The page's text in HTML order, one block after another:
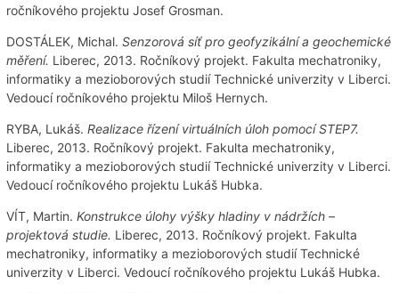
ročníkového projektu Josef Grosman.
DOSTÁLEK, Michal. Senzorová síť pro geofyzikální a geochemické
měření. Liberec, 2013. Ročníkový projekt. Fakulta mechatroniky,
informatiky a mezioborových studií Technické univerzity v Liberci.
Vedoucí ročníkového projektu Miloš Hernych.
RYBA, Lukáš. Realizace řízení virtuálních úloh pomocí STEP7.
Liberec, 2013. Ročníkový projekt. Fakulta mechatroniky,
informatiky a mezioborových studií Technické univerzity v Liberci.
Vedoucí ročníkového projektu Lukáš Hubka.
VÍT, Martin. Konstrukce úlohy výšky hladiny v nádržích –
projektová studie. Liberec, 2013. Ročníkový projekt. Fakulta
mechatroniky, informatiky a mezioborových studií Technické
univerzity v Liberci. Vedoucí ročníkového projektu Lukáš Hubka.